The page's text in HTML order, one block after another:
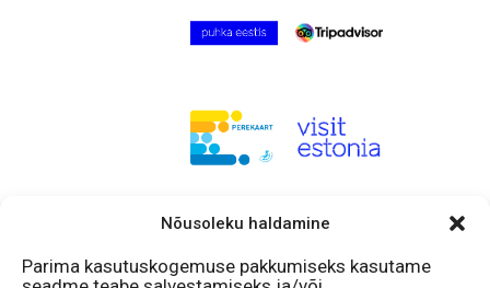
Nõusoleku haldamine
Parima kasutuskogemuse pakkumiseks kasutame
Hakka fänniks!
Facebook
Instagram